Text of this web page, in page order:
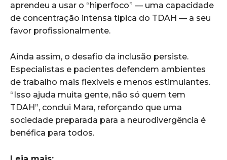
aprendeu a usar o “hiperfoco” — uma capacidade
de concentração intensa típica do TDAH — a seu
favor profissionalmente.
Ainda assim, o desafio da inclusão persiste.
Especialistas e pacientes defendem ambientes
de trabalho mais flexíveis e menos estimulantes.
“Isso ajuda muita gente, não só quem tem
TDAH”, conclui Mara, reforçando que uma
sociedade preparada para a neurodivergência é
benéfica para todos.